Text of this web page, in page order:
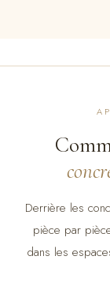
Derrière les
pièce par
dans les